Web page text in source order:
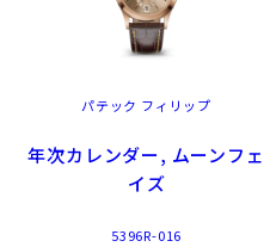
パテック フィリップ
年次カレンダー, ムーンフェ
イズ
5396R-016